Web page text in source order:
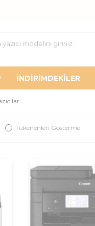
İNDIRIMDEKILER
Tükenenleri Gösterme